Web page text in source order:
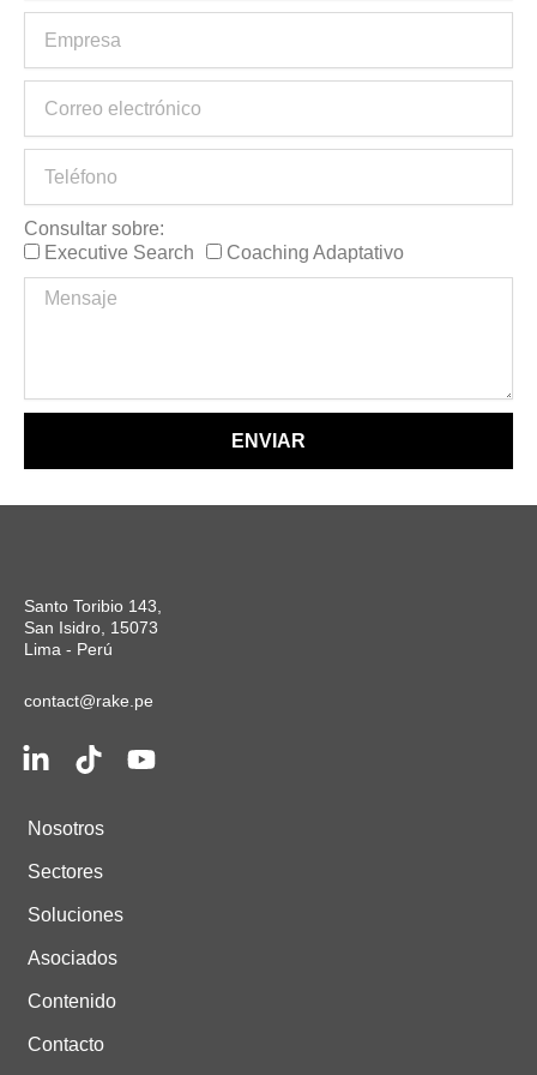
Consultar sobre:
Executive Search
Coaching Adaptativo
ENVIAR
Santo Toribio 143,
San Isidro, 15073
Lima - Perú
contact@rake.pe
Nosotros
Sectores
Soluciones
Asociados
Contenido
Contacto